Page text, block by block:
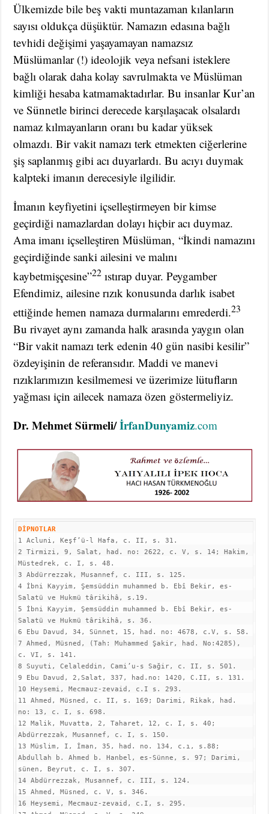
Ülkemizde bile beş vakti muntazaman kılanların
sayısı oldukça düşüktür. Namazın edasına bağlı
tevhidi değişimi yaşayamayan namazsız
Müslümanlar (!) ideolojik veya nefsani isteklere
bağlı olarak daha kolay savrulmakta ve Müslüman
kimliği hesaba katmamaktadırlar. Bu insanlar Kur’an
ve Sünnetle birinci derecede karşılaşacak olsalardı
namaz kılmayanların oranı bu kadar yüksek
olmazdı. Bir vakit namazı terk etmekten ciğerlerine
şiş saplanmış gibi acı duyarlardı. Bu acıyı duymak
kalpteki imanın derecesiyle ilgilidir.
İmanın keyfiyetini içselleştirmeyen bir kimse
geçirdiği namazlardan dolayı hiçbir acı duymaz.
Ama imanı içselleştiren Müslüman, “İkindi namazını
geçirdiğinde sanki ailesini ve malını
kaybetmişçesine”22 ıstırap duyar. Peygamber
Efendimiz, ailesine rızık konusunda darlık isabet
ettiğinde hemen namaza durmalarını emrederdi.23
Bu rivayet aynı zamanda halk arasında yaygın olan
“Bir vakit namazı terk edenin 40 gün nasibi kesilir”
özdeyişinin de referansıdır. Maddi ve manevi
rızıklarımızın kesilmemesi ve üzerimize lütufların
yağması için ailecek namaza özen göstermeliyiz.
Dr. Mehmet Sürmeli/İrfanDunyamiz.com
DİPNOTLAR
1 Acluni, Keşf’ü-l Hafa, c. II, s. 31.
2 Tirmizi, 9, Salat, had. no: 2622, c. V, s. 14; Hakim,
Müstedrek, c. I, s. 48.
3 Abdürrezzak, Musannef, c. III, s. 125.
4 İbni Kayyim, Şemsüddin muhammed b. Ebî Bekir, es-
Salatü ve Hukmü târikihâ, s.19.
5 İbni Kayyim, Şemsüddin muhammed b. Ebî Bekir, es-
Salatü ve Hukmü târikihâ, s. 36.
6 Ebu Davud, 34, Sünnet, 15, had. no: 4678, c.V, s. 58.
7 Ahmed, Müsned, (Tah: Muhammed Şakir, had. No:4285),
c. VI, s. 141.
8 Suyuti, Celaleddin, Cami’u-s Sağir, c. II, s. 501.
9 Ebu Davud, 2,Salat, 337, had.no: 1420, C.II, s. 131.
10 Heysemi, Mecmauz-zevaid, c.I s. 293.
11 Ahmed, Müsned, c. II, s. 169; Darimi, Rikak, had.
no: 13, c. I, s. 698.
12 Malik, Muvatta, 2, Taharet, 12, c. I, s. 40;
Abdürrezzak, Musannef, c. I, s. 150.
13 Müslim, I, İman, 35, had. no. 134, c.ı, s.88;
Abdullah b. Ahmed b. Hanbel, es-Sünne, s. 97; Darimi,
sünen, Beyrut, c. I, s. 307.
14 Abdürrezzak, Musannef, c. III, s. 124.
15 Ahmed, Müsned, c. V, s. 346.
16 Heysemi, Mecmauz-zevaid, c.I, s. 295.